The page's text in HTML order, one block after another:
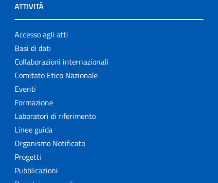
ATTIVITÀ
Accesso agli atti
Basi di dati
Collaborazioni internazionali
Comitato Etico Nazionale
Eventi
Formazione
Laboratori di riferimento
Linee guida
Organismo Notificato
Progetti
Pubblicazioni